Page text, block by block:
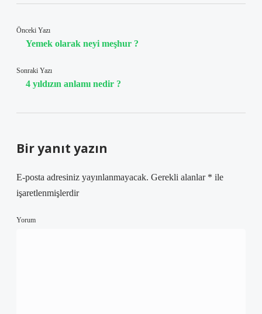
Önceki Yazı
Yemek olarak neyi meşhur ?
Sonraki Yazı
4 yıldızın anlamı nedir ?
Bir yanıt yazın
E-posta adresiniz yayınlanmayacak. Gerekli alanlar * ile
işaretlenmişlerdir
Yorum